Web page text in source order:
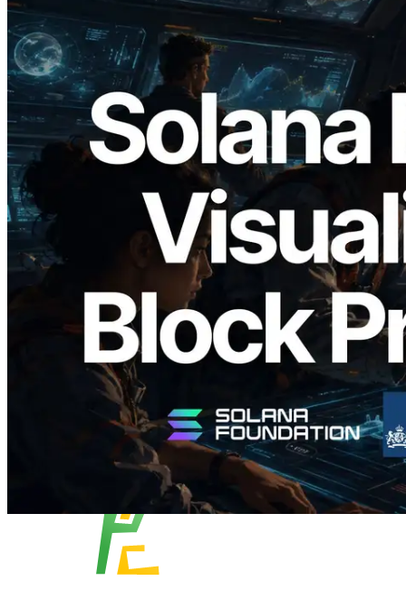
2026.05.24
Validators Solutions lanza el Solana Block
Analyzer — Visualización del tiempo de
producción de bloque por slot y del
Validador asignado
Leer este artículo